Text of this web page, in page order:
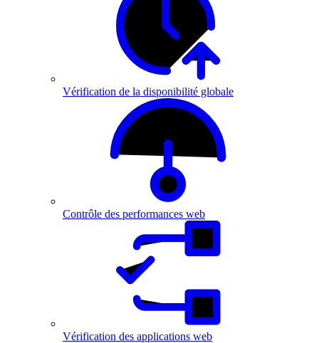
Vérification de la disponibilité globale
Contrôle des performances web
Vérification des applications web